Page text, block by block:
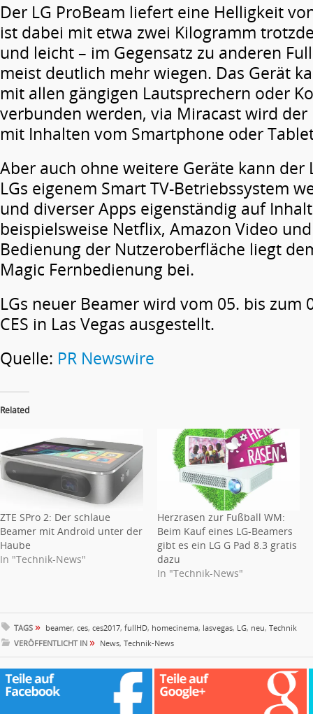
Der LG ProBeam liefert eine Helligkeit
ist dabei mit etwa zwei Kilogramm
und leicht – im Gegensatz zu anderen
meist deutlich mehr wiegen. Das Gerät
mit allen gängigen Lautsprechern oder
verbunden werden, via Miracast wird der
mit Inhalten vom Smartphone oder
Aber auch ohne weitere Geräte kann der
LGs eigenem Smart TV-Betriebssystem
und diverser Apps eigenständig auf
beispielsweise Netflix, Amazon Video
Bedienung der Nutzeroberfläche liegt
Magic Fernbedienung bei.
LGs neuer Beamer wird vom 05. bis zum
CES in Las Vegas ausgestellt.
Quelle: PR Newswire
Related
ZTE SPro 2: Der schlaue
Beamer mit Android unter der
Haube
In "Technik-News"
Herzrasen zur Fußball WM:
Beim Kauf eines LG-Beamers
gibt es ein LG G Pad 8.3 gratis
dazu
In "Technik-News"
TAGS » beamer, ces, ces2017, fullHD, homecinema, lasvegas, LG, neu, Technik
VERÖFFENTLICHT IN » News, Technik-News